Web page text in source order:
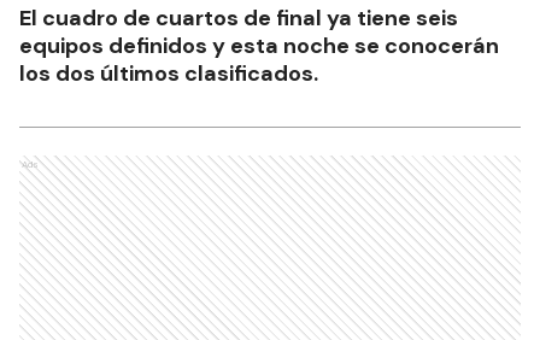
El cuadro de cuartos de final ya tiene seis
equipos definidos y esta noche se conocerán
los dos últimos clasificados.
Ads